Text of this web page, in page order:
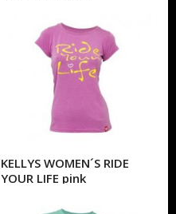
KELLYS WOMEN´S RIDE
YOUR LIFE pink